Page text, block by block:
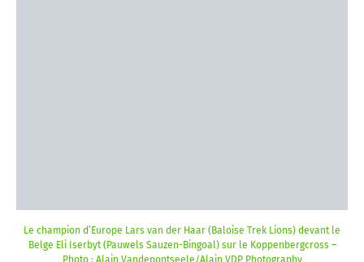
Le champion d’Europe Lars van der Haar (Baloise Trek Lions) devant le
Belge Eli Iserbyt (Pauwels Sauzen-Bingoal) sur le Koppenbergcross –
Photo : Alain Vandepontseele/Alain VDP Photography